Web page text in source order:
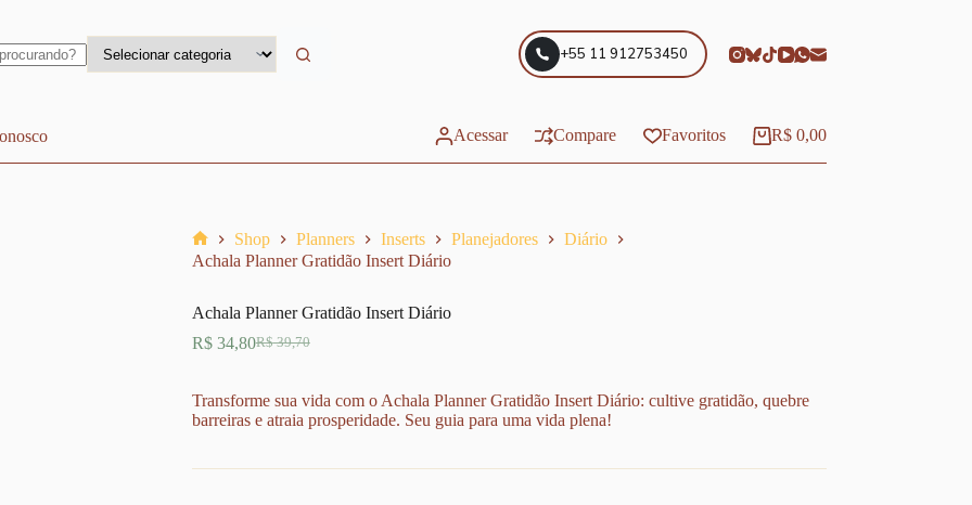
+55 11 912753450
Acessar Compare Favoritos Carrinho
R$0,00
Home
Shop Planners Inserts Planejadores
Diário
Achala Planner Gratidão Insert Diário
Achala Planner Gratidão Insert Diário
R$39,70
O
era:
R$ 39,70.
R$34,80O
é:
R$ 34,80.
Transforme sua vida com o Achala Planner Gratidão Insert Diário: cultive gratidão, quebre
barreiras e atraia prosperidade. Seu guia para uma vida plena!